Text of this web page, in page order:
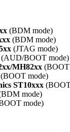
(BDM mode)
(BDM mode)
(JTAG mode)
(AUD/BOOT mode)
MH82xx (BOOT
(BOOT mode)
ST10xxx
mode)
mode)